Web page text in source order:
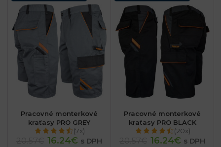
Pracovné monterkové
kraťasy PRO GREY
(7x)
16.24€ s DPH
Pracovné monterkové
kraťasy PRO BLACK
(20x)
16.24€ s DPH